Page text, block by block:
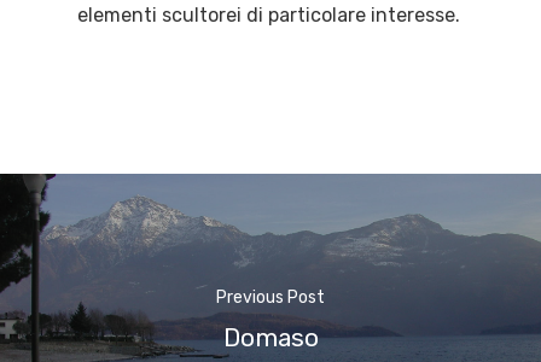
elementi scultorei di particolare interesse.
Previous Post
Domaso